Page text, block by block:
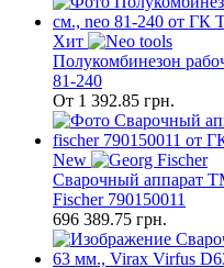
Хит
Полукомбинезон
81-240
От 1 392.85 грн.
New
Сварочный аппарат
Fischer 790150011
696 389.75 грн.